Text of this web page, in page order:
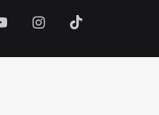
YouTubeInstagram